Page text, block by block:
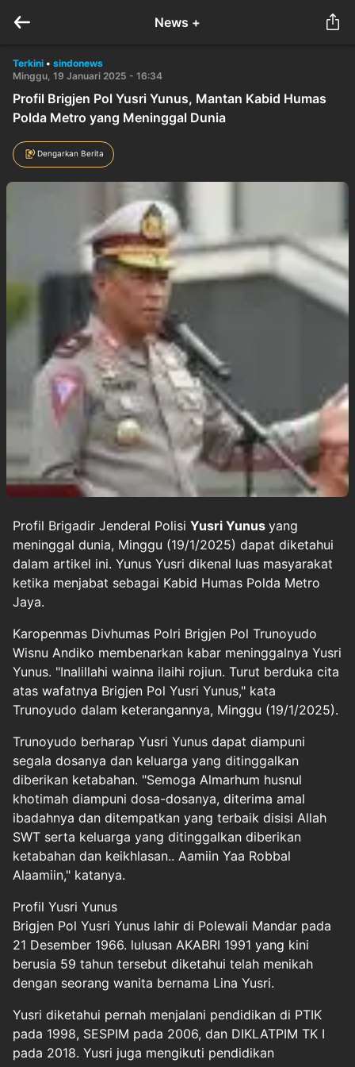
News +
Terkini • sindonews
Minggu, 19 Januari 2025 - 16:34
Profil Brigjen Pol Yusri Yunus, Mantan Kabid Humas
Polda Metro yang Meninggal Dunia
Dengarkan Berita
Profil Brigadir Jenderal Polisi Yusri Yunus yang
meninggal dunia, Minggu (19/1/2025) dapat diketahui
dalam artikel ini. Yunus Yusri dikenal luas masyarakat
ketika menjabat sebagai Kabid Humas Polda Metro
Jaya.
Karopenmas Divhumas Polri Brigjen Pol Trunoyudo
Wisnu Andiko membenarkan kabar meninggalnya Yusri
Yunus. "Inalillahi wainna ilaihi rojiun. Turut berduka cita
atas wafatnya Brigjen Pol Yusri Yunus," kata
Trunoyudo dalam keterangannya, Minggu (19/1/2025).
Trunoyudo berharap Yusri Yunus dapat diampuni
segala dosanya dan keluarga yang ditinggalkan
diberikan ketabahan. "Semoga Almarhum husnul
khotimah diampuni dosa-dosanya, diterima amal
ibadahnya dan ditempatkan yang terbaik disisi Allah
SWT serta keluarga yang ditinggalkan diberikan
ketabahan dan keikhlasan.. Aamiin Yaa Robbal
Alaamiin," katanya.
Profil Yusri Yunus
Brigjen Pol Yusri Yunus lahir di Polewali Mandar pada
21 Desember 1966. lulusan AKABRI 1991 yang kini
berusia 59 tahun tersebut diketahui telah menikah
dengan seorang wanita bernama Lina Yusri.
Yusri diketahui pernah menjalani pendidikan di PTIK
pada 1998, SESPIM pada 2006, dan DIKLATPIM TK I
pada 2018. Yusri juga mengikuti pendidikan